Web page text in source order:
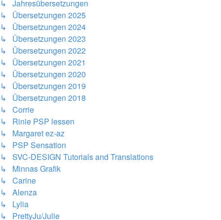
↳ Jahresübersetzungen
↳ Übersetzungen 2025
↳ Übersetzungen 2024
↳ Übersetzungen 2023
↳ Übersetzungen 2022
↳ Übersetzungen 2021
↳ Übersetzungen 2020
↳ Übersetzungen 2019
↳ Übersetzungen 2018
↳ Corrie
↳ Rinie PSP lessen
↳ Margaret ez-az
↳ PSP Sensation
↳ SVC-DESIGN Tutorials and Translations
↳ Minnas Grafik
↳ Carine
↳ Alenza
↳ Lylia
↳ PrettyJu/Julie